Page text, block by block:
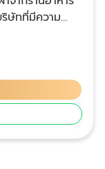
ค้าชนิด
ฐานสูงสุดเพื่อ
ดยเราเสนอ
และประหยัด
ตามที่ลูกค้า
ะเสียเวลา
ห้ด้วย ซึ่ง